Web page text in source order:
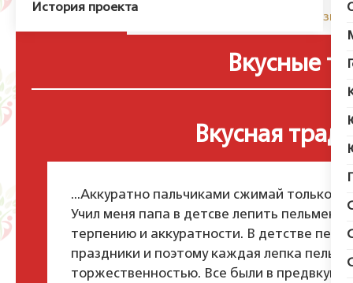
История проекта
JUser: :_load: Не удалось
Вкусные
Вкусная
...Аккуратно пальчиками сжимай только
Учил меня папа в детсве лепить
терпению и аккуратности. В детстве
праздники и поэтому каждая лепка
торжественностью. Все были в